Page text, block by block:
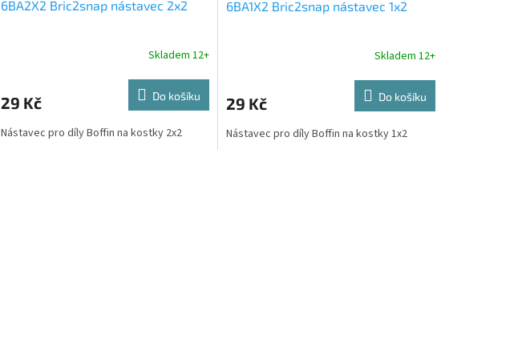
6BA2X2 Bric2snap nástavec 2x2
Skladem 12+
29 Kč Do košíku
Nástavec pro díly Boffin na kostky 2x2
6BA1X2 Bric2snap nástavec 1x2
Skladem 12+
29 Kč Do košíku
Nástavec pro díly Boffin na kostky 1x2